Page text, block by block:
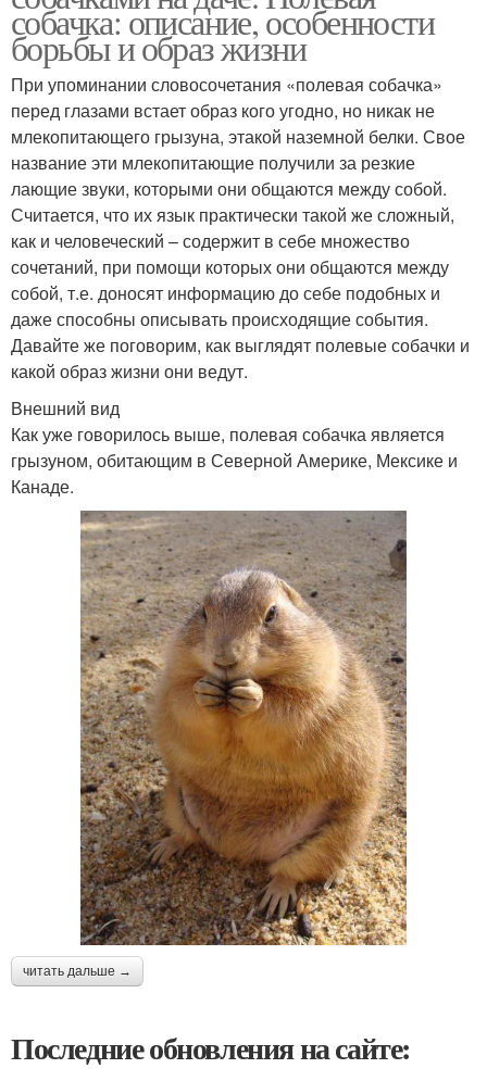
собачка: описание, особенности
борьбы и образ жизни
При упоминании словосочетания «полевая собачка»
перед глазами встает образ кого угодно, но никак не
млекопитающего грызуна, этакой наземной белки. Свое
название эти млекопитающие получили за резкие
лающие звуки, которыми они общаются между собой.
Считается, что их язык практически такой же сложный,
как и человеческий – содержит в себе множество
сочетаний, при помощи которых они общаются между
собой, т.е. доносят информацию до себе подобных и
даже способны описывать происходящие события.
Давайте же поговорим, как выглядят полевые собачки и
какой образ жизни они ведут.
Внешний вид
Как уже говорилось выше, полевая собачка является
грызуном, обитающим в Северной Америке, Мексике и
Канаде.
читать дальше →
Последние обновления на сайте: